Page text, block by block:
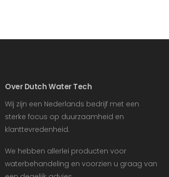
Over Dutch Water Tech
Wij zijn een Nederlands bedrijf met een
sterke focus op duurzaamheid en
klanttevredenheid.
We hebben allerlei producten voor
waterbehandeling en voorzien u graag van